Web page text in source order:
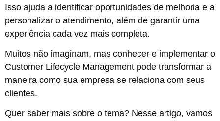
Isso ajuda a identificar oportunidades de melhoria e a
personalizar o atendimento, além de garantir uma
experiência cada vez mais completa.
Muitos não imaginam, mas conhecer e implementar o
Customer Lifecycle Management pode transformar a
maneira como sua empresa se relaciona com seus
clientes.
Quer saber mais sobre o tema? Nesse artigo, vamos